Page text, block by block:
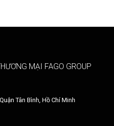
MẠI FAGO GROUP
Tân Bình, Hồ Chí Minh